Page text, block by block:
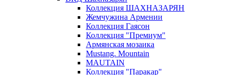
Коллекция ШАХНАЗАРЯН
Жемчужина Армении
Коллекция Гаясон
Коллекция "Премиум"
Армянская мозаика
Mustang. Mountain
MAUTAIN
Коллекция "Паракар"